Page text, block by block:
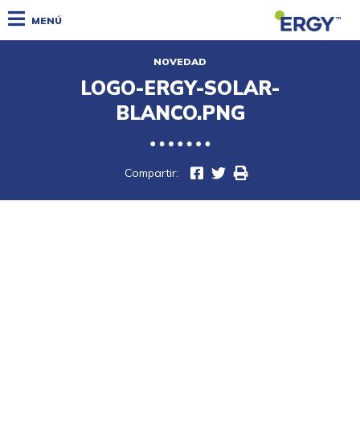
MENÚ
NOVEDAD
LOGO-ERGY-SOLAR-
BLANCO.PNG
Compartir: